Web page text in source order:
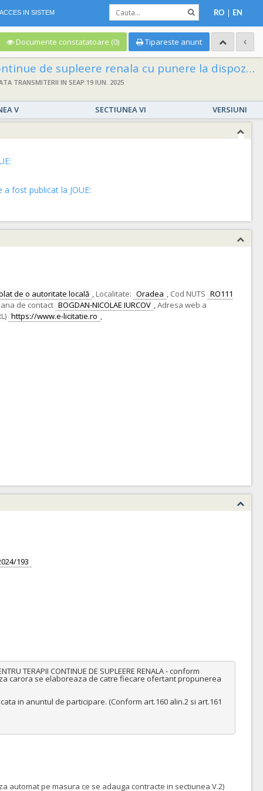
ACCES IN SISTEM RO | EN
Documente constatatoare (0) Tipareste anunt
la dispozitie, cu titlu gratuit, a 2 (doua) aparate pentru terapii continue de supleere renala
TRANSMITERII IN SEAP:19 IUN. 2025
V SECTIUNEA VI
VERSIUNI
fost publicat la JOUE:
de o autoritate locală , Localitate: Oradea , Cod NUTS RO111
de contact BOGDAN-NICOLAE IURCOV ,Adresa web a
https://www.e-licitatie.ro ,
193
TERAPII CONTINUE DE SUPLEERE RENALA - conform
carora se elaboreaza de catre fiecare ofertant propunerea
in anuntul de participare. (Conform art.160 alin.2 si art.161
automat pe masura ce se adauga contracte in sectiunea V.2)